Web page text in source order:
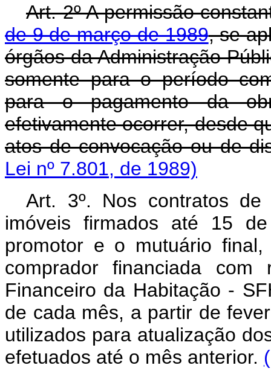
Art. 2º A permissão
de 9 de março de 1989, se
órgãos da Administração
somente para o período
para o pagamento da
efetivamente ocorrer, desde
atos de convocação ou de
Lei nº 7.801, de 1989)
Art. 3º. Nos contratos
imóveis firmados até 15
promotor e o mutuário
comprador financiada com
Financeiro da Habitação -
de cada mês, a partir de
utilizados para atualização
efetuados até o mês anterior.